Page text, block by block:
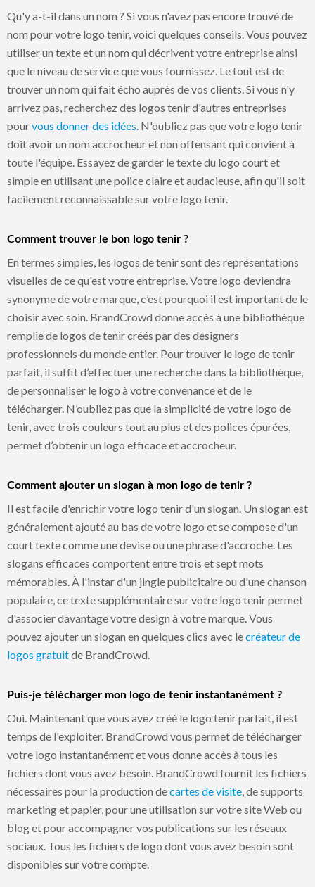
Qu'y a-t-il dans un nom ? Si vous n'avez pas encore trouvé de
nom pour votre logo tenir, voici quelques conseils. Vous pouvez
utiliser un texte et un nom qui décrivent votre entreprise ainsi
que le niveau de service que vous fournissez. Le tout est de
trouver un nom qui fait écho auprès de vos clients. Si vous n'y
arrivez pas, recherchez des logos tenir d'autres entreprises
pourvous donner des idées . N'oubliez pas que votre logo tenir
doit avoir un nom accrocheur et non offensant qui convient à
toute l'équipe. Essayez de garder le texte du logo court et
simple en utilisant une police claire et audacieuse, afin qu'il soit
facilement reconnaissable sur votre logo tenir.
Comment trouver le bon logo tenir ?
En termes simples, les logos de tenir sont des représentations
visuelles de ce qu'est votre entreprise. Votre logo deviendra
synonyme de votre marque, c’est pourquoi il est important de le
choisir avec soin. BrandCrowd donne accès à une bibliothèque
remplie de logos de tenir créés par des designers
professionnels du monde entier. Pour trouver le logo de tenir
parfait, il suffit d’effectuer une recherche dans la bibliothèque,
de personnaliser le logo à votre convenance et de le
télécharger. N’oubliez pas que la simplicité de votre logo de
tenir, avec trois couleurs tout au plus et des polices épurées,
permet d’obtenir un logo efficace et accrocheur.
Comment ajouter un slogan à mon logo de tenir ?
Il est facile d'enrichir votre logo tenir d'un slogan. Un slogan est
généralement ajouté au bas de votre logo et se compose d'un
court texte comme une devise ou une phrase d'accroche. Les
slogans efficaces comportent entre trois et sept mots
mémorables. À l'instar d'un jingle publicitaire ou d'une chanson
populaire, ce texte supplémentaire sur votre logo tenir permet
d'associer davantage votre design à votre marque. Vous
pouvez ajouter un slogan en quelques clics avec lecréateur de
logos gratuitde BrandCrowd.
Puis-je télécharger mon logo de tenir instantanément ?
Oui. Maintenant que vous avez créé le logo tenir parfait, il est
temps de l'exploiter. BrandCrowd vous permet de télécharger
votre logo instantanément et vous donne accès à tous les
fichiers dont vous avez besoin. BrandCrowd fournit les fichiers
nécessaires pour la production decartes de visite , de supports
marketing et papier, pour une utilisation sur votre site Web ou
blog et pour accompagner vos publications sur les réseaux
sociaux. Tous les fichiers de logo dont vous avez besoin sont
disponibles sur votre compte.